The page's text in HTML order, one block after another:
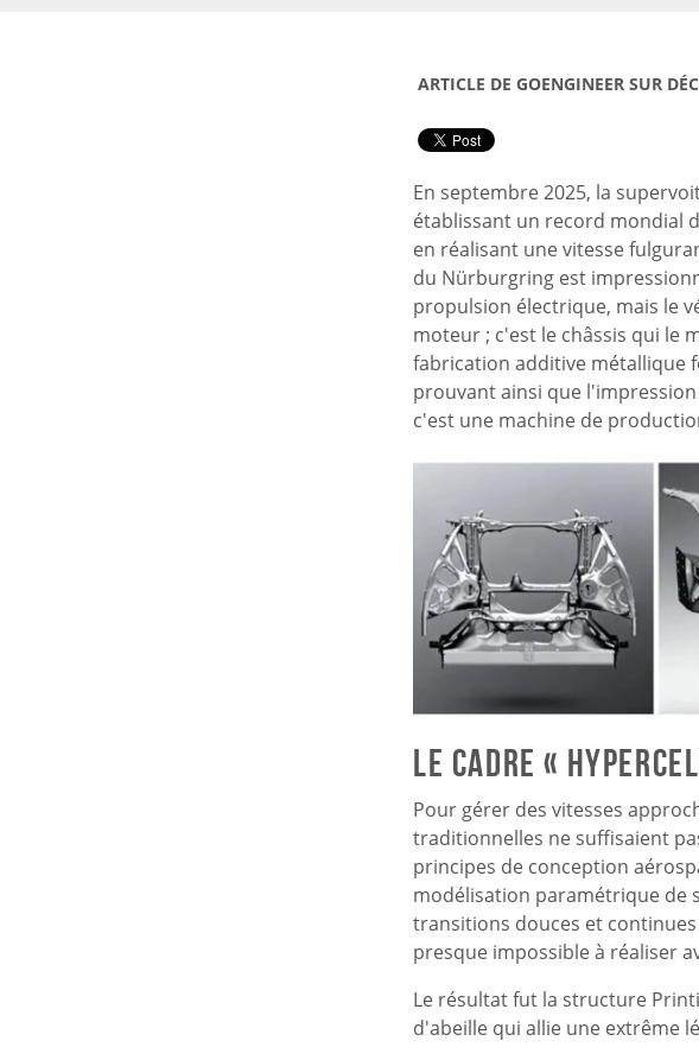
ARTICLE DE GOENGINEER SUR
En septembre 2025, la
établissant un record mondial
en réalisant une vitesse
du Nürburgring est
propulsion électrique, mais le
moteur ; c'est le châssis qui le
fabrication additive métallique
prouvant ainsi que
c'est une machine de
Le cadre «
Pour gérer des vitesses
traditionnelles ne suffisaient
principes de conception
modélisation paramétrique de
transitions douces et
presque impossible à réaliser
Le résultat fut la structure
d'abeille qui allie une extrême